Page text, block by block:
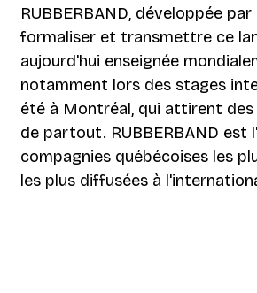
RUBBERBAND, développée
formaliser et transmettre ce
aujourd'hui enseignée
notamment lors des stages
été à Montréal, qui attirent des
de partout. RUBBERBAND est
compagnies québécoises les
les plus diffusées à